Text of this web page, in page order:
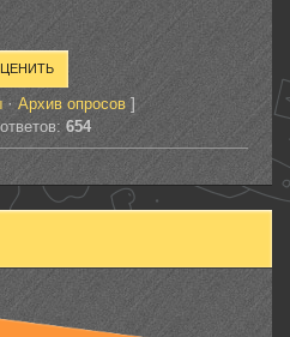
· Архив опросов]
654